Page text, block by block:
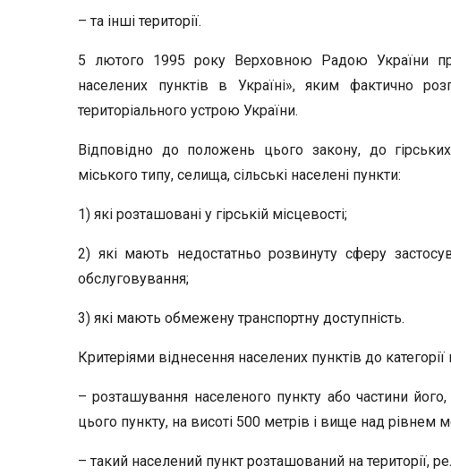
– та інші території.
5 лютого 1995 року Верховною Радою України
населених пунктів в Україні», яким фактично
територіального устрою України.
Відповідно до положень цього закону, до
міського типу, селища, сільські населені пункти:
1) які розташовані у гірській місцевості;
2) які мають недостатньо розвинуту сферу
обслуговування;
3) які мають обмежену транспортну доступність.
Критеріями віднесення населених пунктів до категорії
– розташування населеного пункту або частини
цього пункту, на висоті 500 метрів і вище над рівнем
– такий населений пункт розташований на території,